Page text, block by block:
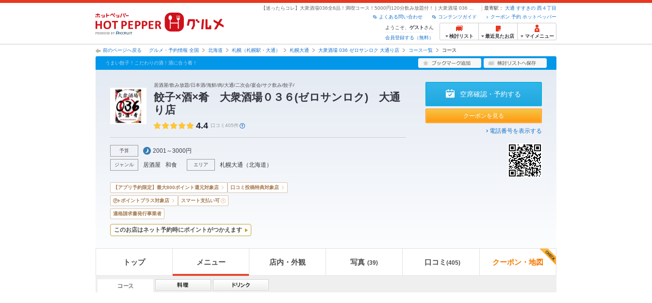
最寄駅： 大通 すすきの 西４丁目
クーポン 予約 ホットペッパー
コンテンツガイド
よくある問い合わせ
ようこそ、 ゲスト さん
会員登録する（無料）
検討リスト 最近見たお店 マイメニュー
前のページへ戻る グルメ・予約情報 全国 北海道 札幌（札幌駅・大通） 札幌大通 大衆酒場 036 ゼロサンロク 大通り店 コース一覧 コース
うまい餃子！こだわりの酒！酒に合う肴！
居酒屋/飲み放題/日本酒/海鮮/肉/大通/二次会/宴会/サク飲み/餃子/
餃子×酒×肴 大衆酒場０３６(ゼロサンロク) 大通
り店
4.4 口コミ405件
予算 2001～3000円
ジャンル 居酒屋 和食 エリア 札幌大通 （北海道 ）
空席確認・予約する
クーポンを見る
電話番号を表示する
【アプリ予約限定】最大800ポイント還元対象店 口コミ投稿特典対象店
ポイントプラス対象店 スマート支払い可
適格請求書発行事業者
このお店はネット予約時にポイントがつかえます
トップ メニュー 店内・外観 写真 (39) 口コミ (405) クーポン・地図